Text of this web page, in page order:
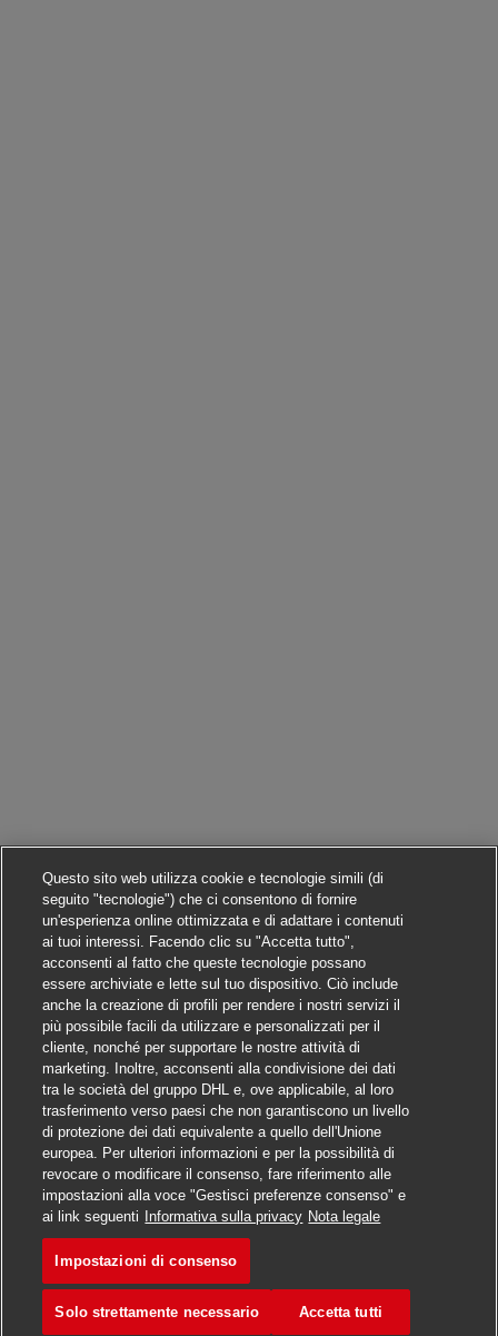
Candidarsi
Segna
Questo sito web utilizza cookie e tecnologie simili (di
seguito "tecnologie") che ci consentono di fornire
un'esperienza online ottimizzata e di adattare i contenuti
ai tuoi interessi. Facendo clic su "Accetta tutto",
acconsenti al fatto che queste tecnologie possano
essere archiviate e lette sul tuo dispositivo. Ciò include
anche la creazione di profili per rendere i nostri servizi il
più possibile facili da utilizzare e personalizzati per il
cliente, nonché per supportare le nostre attività di
marketing. Inoltre, acconsenti alla condivisione dei dati
tra le società del gruppo DHL e, ove applicabile, al loro
trasferimento verso paesi che non garantiscono un livello
di protezione dei dati equivalente a quello dell'Unione
europea. Per ulteriori informazioni e per la possibilità di
revocare o modificare il consenso, fare riferimento alle
impostazioni alla voce "Gestisci preferenze consenso" e
ai link seguenti
Informativa sulla privacy Nota legale
Impostazioni di consenso
Solo strettamente necessario Accetta tutti